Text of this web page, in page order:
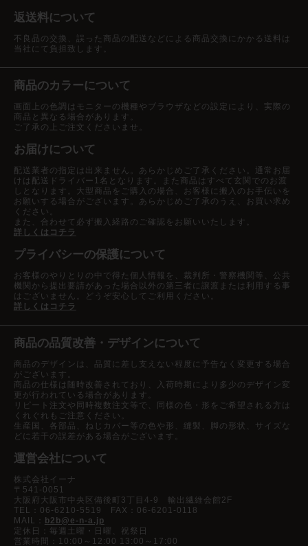
返送料について
不良品の交換、誤った商品の配送などによる商品交換にかかる送料は
当社にて負担致します。
商品のカラーについて
画面上の色調はモニターの機種やブラウザなどの設定により、実際の
商品と異なる場合があります。
ご了承の上ご注文くださいませ。
お届けについて
配送業者の指定は出来ません。あらかじめご了承ください。通常お届
けは配送ドライバー1名となります。また商品はすべて玄関でのお渡
しとなります。大型商品をご購入の場合、お客様に搬入のお手伝いを
お願いする場合がございます。あらかじめご了承のうえ、お買い求め
ください。
また、合わせて必ず搬入経路のご確認をお願いいたします。
詳しくはコチラ
プライバシーの保護について
お客様のやりとりの中で得た個人情報を、裁判所・警察機関等、公共
機関から提出要請があった場合以外の第三者に譲渡または利用する事
はございません。どうぞ安心してご利用ください。
詳しくはコチラ
商品の品質改善・デザインについて
商品のデザインは、品質に差し支えない程度に予告なく変更する場合
がございます。
商品の仕様は随時改善されており、入荷時期により多少のデザイン変
更が行われている場合があります。
リピート注文や同時複数注文等で、同様の色・形をご希望される方は
くれぐれもご注意ください。
生産国、各部品、ねじカバー等の色や形、縫製、脚の形状、サイズな
どに若干の誤差がある場合がございます。
運営会社について
株式会社イーナ
〒541-0051
大阪府大阪市中央区備後町3丁目4-9 輸出繊維会館2F
TEL：06-6210-5519 FAX：06-6201-0118
MAIL： b2b@e-n-a.jp
定休日：毎週土曜・日曜、祝祭日
営業時間：10:00～12:00 13:00～17:00